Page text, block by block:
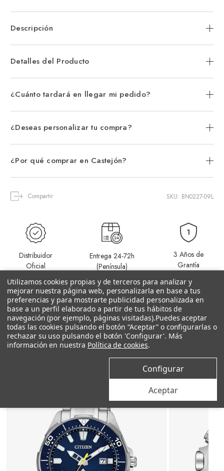
Descripción
Detalles del Producto
¿Cuánto tardará en llegar mi pedido?
¿Deseas personalizar tu compra?
¿Por qué comprar en Castejón?
Compartir SKU: BN0227-09L
Distribuidor
Oficial
Entrega 24-72h
(Península)
3 Años de
Grantía
Productos relacionados
–10%
Utilizamos cookies propias y de terceros para analizar y
mejorar nuestra página web, personalizarla en base a tus
preferencias y para mostrarte publicidad personalizada en
base a un perfil elaborado a partir de tus hábitos de
navegación (por ejemplo, páginas visitadas).Puedes aceptar
todas las cookies pulsando el botón “Aceptar” o configurarlas o
rechazar su uso pulsando el botón 'Configurar'. Más
información en nuestra Política de cookies.
Configurar
Aceptar